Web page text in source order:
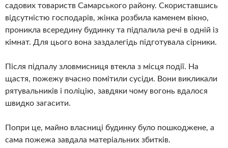
садових товариств Самарського району. Скориставшись
відсутністю господарів, жінка розбила каменем вікно,
проникла всередину будинку та підпалила речі в одній із
кімнат. Для цього вона заздалегідь підготувала сірники.
Після підпалу зловмисниця втекла з місця події. На
щастя, пожежу вчасно помітили сусіди. Вони викликали
рятувальників і поліцію, завдяки чому вогонь вдалося
швидко загасити.
Попри це, майно власниці будинку було пошкоджене, а
сама пожежа завдала матеріальних збитків.